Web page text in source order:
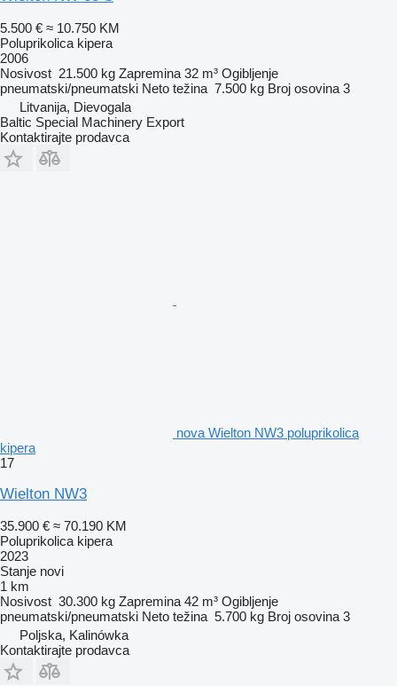
5.500 € ≈ 10.750 KM
Poluprikolica kipera
2006
Nosivost 21.500 kg Zapremina 32 m³ Ogibljenje
pneumatski/pneumatski Neto težina 7.500 kg Broj osovina 3
Litvanija, Dievogala
Baltic Special Machinery Export
Kontaktirajte prodavca
nova Wielton NW3 poluprikolica
kipera
17
Wielton NW3
35.900 € ≈ 70.190 KM
Poluprikolica kipera
2023
Stanje novi
1 km
Nosivost 30.300 kg Zapremina 42 m³ Ogibljenje
pneumatski/pneumatski Neto težina 5.700 kg Broj osovina 3
Poljska, Kalinówka
Kontaktirajte prodavca